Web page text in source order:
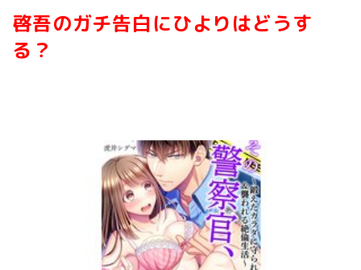
啓吾のガチ告白にひよりはどうす
る？